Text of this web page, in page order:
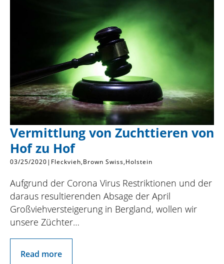
Vermittlung von Zuchttieren von
Hof zu Hof
03/25/2020| Fleckvieh Brown Swiss Holstein
Aufgrund der Corona Virus Restriktionen und der
daraus resultierenden Absage der April
Großviehversteigerung in Bergland, wollen wir
unsere Züchter…
Read more